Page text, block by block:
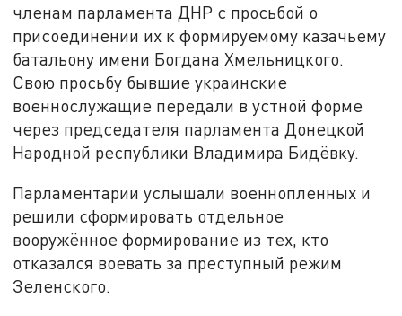
членам парламента ДНР с просьбой о
присоединении их к формируемому казачьему
батальону имени Богдана Хмельницкого.
Свою просьбу бывшие украинские
военнослужащие передали в устной форме
через председателя парламента Донецкой
Народной республики Владимира Бидёвку.
Парламентарии услышали военнопленных и
решили сформировать отдельное
вооружённое формирование из тех, кто
отказался воевать за преступный режим
Зеленского.